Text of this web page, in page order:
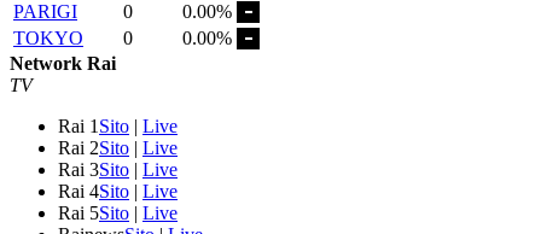
PARIGI
0
0.00%
TOKYO
0
0.00%
Network Rai
TV
Rai 1 Sito | Live
Rai 2Sito | Live
Rai 3Sito | Live
Rai 4Sito | Live
Rai 5Sito | Live